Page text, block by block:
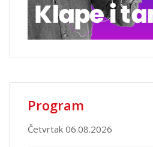
Program
Četvrtak 06.08.2026